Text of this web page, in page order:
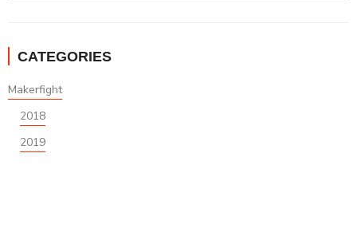
CATEGORIES
Makerfight
2018
2019